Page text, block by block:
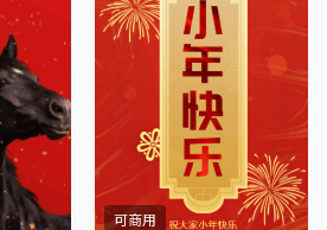
可商用